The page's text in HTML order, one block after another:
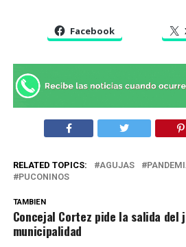
Facebook
RELATED TOPICS: AGUJAS
PUCONINOS
TAMBIEN
Concejal Cortez pide la salida
municipalidad